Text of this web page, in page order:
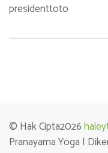
presidenttoto
© Hak Cipta2026
Pranayama Yoga |